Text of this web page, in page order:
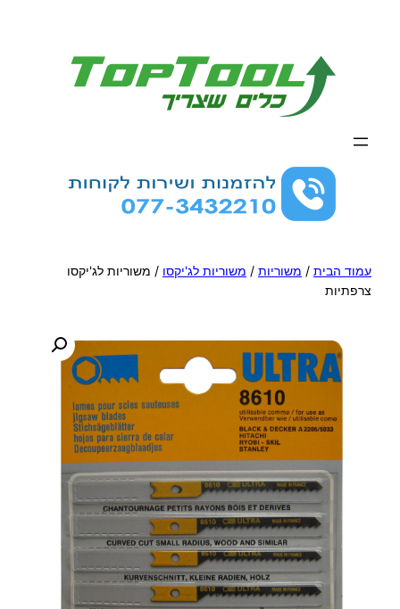
עמוד הבית / משוריות / משוריות לג'יקסו / משוריות לג'יקסו
צרפתיות